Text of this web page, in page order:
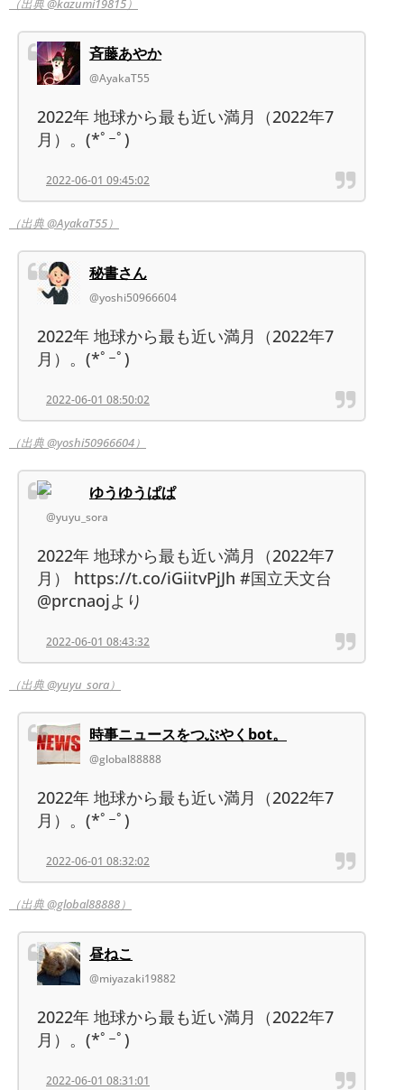
（出典 @kazumi19815）
斉藤あやか
@AyakaT55
2022年 地球から最も近い満月（2022年7
月）。(*ﾟｰﾟ)
2022-06-01 09:45:02
（出典 @AyakaT55）
秘書さん
@yoshi50966604
2022年 地球から最も近い満月（2022年7
月）。(*ﾟｰﾟ)
2022-06-01 08:50:02
（出典 @yoshi50966604）
ゆうゆうぱぱ
@yuyu_sora
2022年 地球から最も近い満月（2022年7
月） https://t.co/iGiitvPjJh #国立天文台
@prcnaojより
2022-06-01 08:43:32
（出典 @yuyu_sora）
時事ニュースをつぶやくbot。
@global88888
2022年 地球から最も近い満月（2022年7
月）。(*ﾟｰﾟ)
2022-06-01 08:32:02
（出典 @global88888）
昼ねこ
@miyazaki19882
2022年 地球から最も近い満月（2022年7
月）。(*ﾟｰﾟ)
2022-06-01 08:31:01